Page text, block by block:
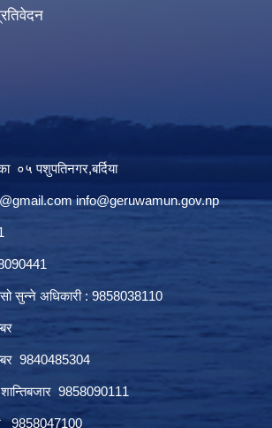
०५ पशुपतिनगर,बर्दिया
info@geruwamun.gov.np
सुन्ने अधिकारी : 9858038110
9840485304
9858090111
9858047100